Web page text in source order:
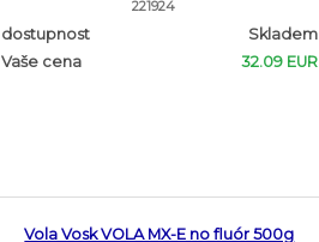
221924
dostupnost
Skladem
Vaše cena
32.09 EUR
Vola Vosk VOLA MX-E no fluór 500g